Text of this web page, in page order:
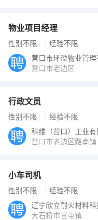
物业项目经理
性别不限 经验不限
营口市环盈物业管理
营口市老边区
行政文员
性别不限 经验不限
科维（营口）工业有
营口市老边区路南
小车司机
性别不限 经验不限
大石桥市官屯镇